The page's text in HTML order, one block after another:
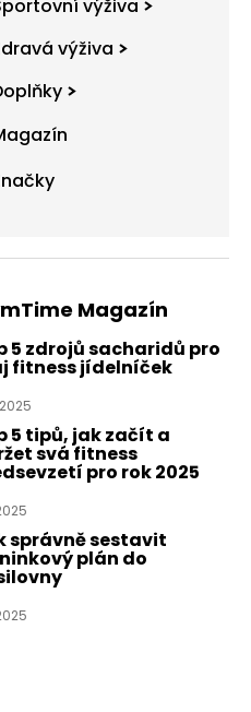
výživa
výživa
Magazín
5 zdrojů sacharidů pro
fitness jídelníček
5 tipů, jak začít a
svá fitness
pro rok 2025
správně sestavit
plán do